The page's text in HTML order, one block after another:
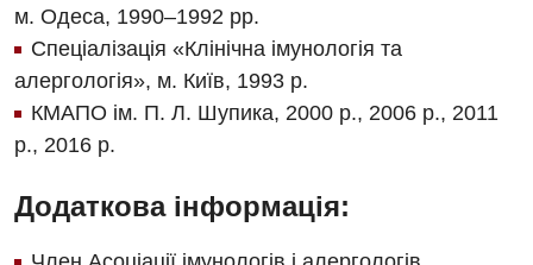
Онкологічне відділлення
Оториноларингологія
Офтальмологічне відділення
Педіатричне відділення
Проктологія
Пульмонологія
м. Одеса, 1990–1992 рр.
Спеціалізація «Клінічна імунологія та
алергологія», м. Київ, 1993 р.
КМАПО ім. П. Л. Шупика, 2000 р., 2006 р., 2011
р., 2016 р.
Додаткова інформація: